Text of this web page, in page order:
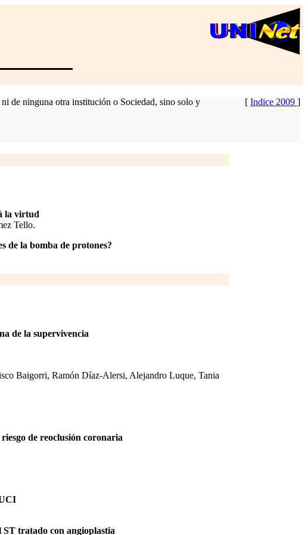
de ninguna otra institución o Sociedad, sino solo y
[ Indice 2009 ]
la virtud
Tello.
de la bomba de protones?
de la supervivencia
Baigorri, Ramón Díaz-Alersi, Alejandro Luque, Tania
de reoclusión coronaria
tratado con angioplastia